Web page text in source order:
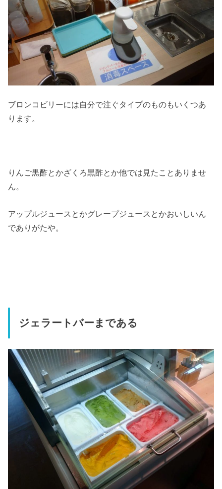
ブロンコビリーには自分で注ぐタイプのものもいくつあ
ります。
りんご黒酢とかざくろ黒酢とか他では見たことありませ
ん。
アップルジュースとかグレープジュースとかおいしいん
でありがたや。
ジェラートバーまである